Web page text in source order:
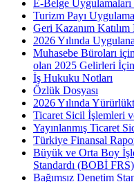
E-Belge
Turizm Payı
Geri Kazanım
2026 Yılında
Muhasebe Büroları
olan 2025 Gelirleri
İş Hukuku Notları
Özlük Dosyası
2026 Yılında
Ticaret Sicil İşlemleri
Yayınlanmış Ticaret
Türkiye Finansal
Büyük ve Orta Boy
Standardı (BOBİ FRS)
Bağımsız Denetim